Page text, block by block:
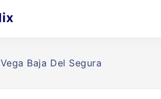
Vega Baja Del Segura